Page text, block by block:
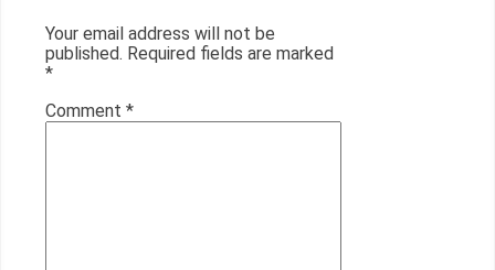
Your email address will not be
published. Required fields are marked
*
Comment *